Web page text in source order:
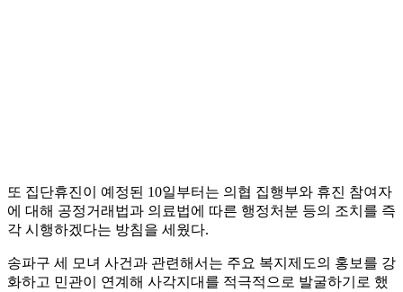
또 집단휴진이 예정된 10일부터는 의협 집행부와 휴진 참여자
에 대해 공정거래법과 의료법에 따른 행정처분 등의 조치를 즉
각 시행하겠다는 방침을 세웠다.
송파구 세 모녀 사건과 관련해서는 주요 복지제도의 홍보를 강
화하고 민관이 연계해 사각지대를 적극적으로 발굴하기로 했